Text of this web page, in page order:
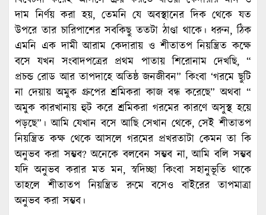
দাম নির্ণয় করা হয়, তেমনি যে অবস্থানের দিক থেকে যত
উপরে তার চারিপাশের সবকিছু ততটা ঠাণ্ডা থাকে। ধরুন, ঠিক
এমনি এক দামী আরাম কেদারায় ও শীতাতপ নিয়ন্ত্রিত কক্ষে
বসে যখন সংবাদপত্রের প্রথম পাতায় শিরোনাম দেখছি, “
প্রচন্ড রোড আর তাপদাহে অতিষ্ঠ জনজীবন” কিংবা ‘গরমে ছুটি
না দেয়ায় অমুক গ্রুপের শ্রমিকরা কাজ বন্ধ করেছে” অথবা “
অমুক কারখানায় হুট করে শ্রমিকরা গরমের কারণে অসুস্থ হয়ে
পড়ছে”। আমি যেখান বসে আছি সেখান থেকে, সেই শীতাতপ
নিয়ন্ত্রিত কক্ষ থেকে আসলে গরমের প্রখরতাটা কেমন তা কি
অনুভব করা সম্ভব? অনেকে বলবেন সম্ভব না, আমি বলি সম্ভব
যদি অনুভব করার মত মন, স্বদিচ্ছা কিংবা সহানুভূতি থাকে
তাহলে শীতাতপ নিয়ন্ত্রিত রুমে বসেও বাইরের তাপমাত্রা
অনুভব করা সম্ভব।